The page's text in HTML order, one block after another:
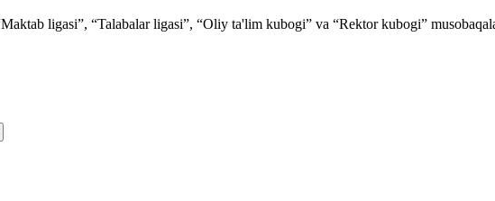
ligasi”, “Talabalar ligasi”, “Oliy ta'lim kubogi” va “Rektor kubogi”